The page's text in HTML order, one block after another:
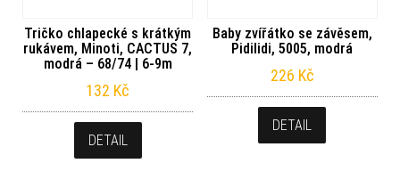
Tričko chlapecké s krátkým
rukávem, Minoti, CACTUS 7,
modrá – 68/74 | 6-9m
132 Kč
DETAIL
Baby zvířátko se závěsem,
Pidilidi, 5005, modrá
226 Kč
DETAIL